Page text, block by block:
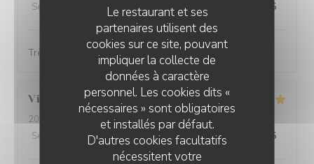
Le restaurant et ses
partenaires utilisent des
cookies sur ce site, pouvant
impliquer la collecte de
données à caractère
personnel. Les cookies dits «
nécessaires » sont obligatoires
et installés par défaut.
D'autres cookies facultatifs
nécessitent votre
Service
Ambiance:5/5 Cuisine:5/5 Qualité / Prix /5
Très bon. Service très agréable et rapide.
Virginie S
2026-03-27
- 20:00 - Couverts 2
Service
Ambiance: 5/5 Cuisine:5/5 Qualité / Prix /5